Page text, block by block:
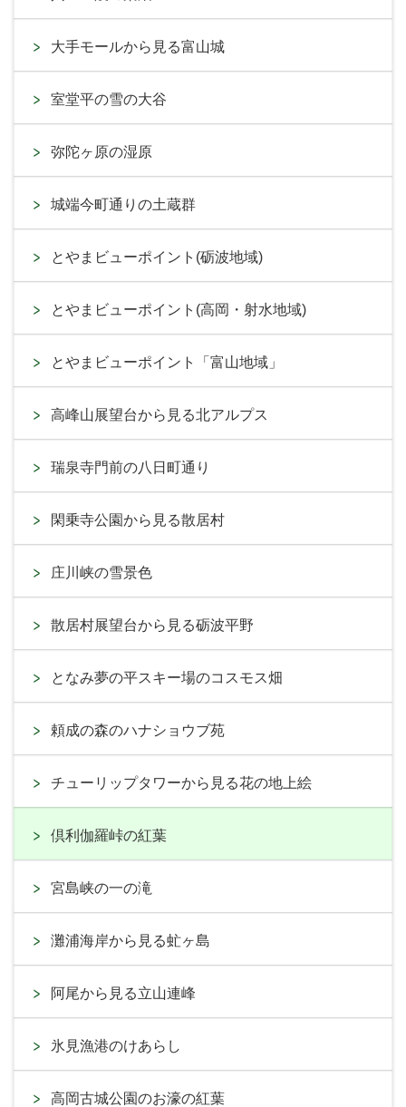
大手モールから見る富山城
室堂平の雪の大谷
弥陀ヶ原の湿原
城端今町通りの土蔵群
とやまビューポイント(砺波地域)
とやまビューポイント(高岡・射水地域)
とやまビューポイント「富山地域」
高峰山展望台から見る北アルプス
瑞泉寺門前の八日町通り
閑乗寺公園から見る散居村
庄川峡の雪景色
散居村展望台から見る砺波平野
となみ夢の平スキー場のコスモス畑
頼成の森のハナショウブ苑
チューリップタワーから見る花の地上絵
倶利伽羅峠の紅葉
宮島峡の一の滝
灘浦海岸から見る虻ヶ島
阿尾から見る立山連峰
氷見漁港のけあらし
高岡古城公園のお濠の紅葉